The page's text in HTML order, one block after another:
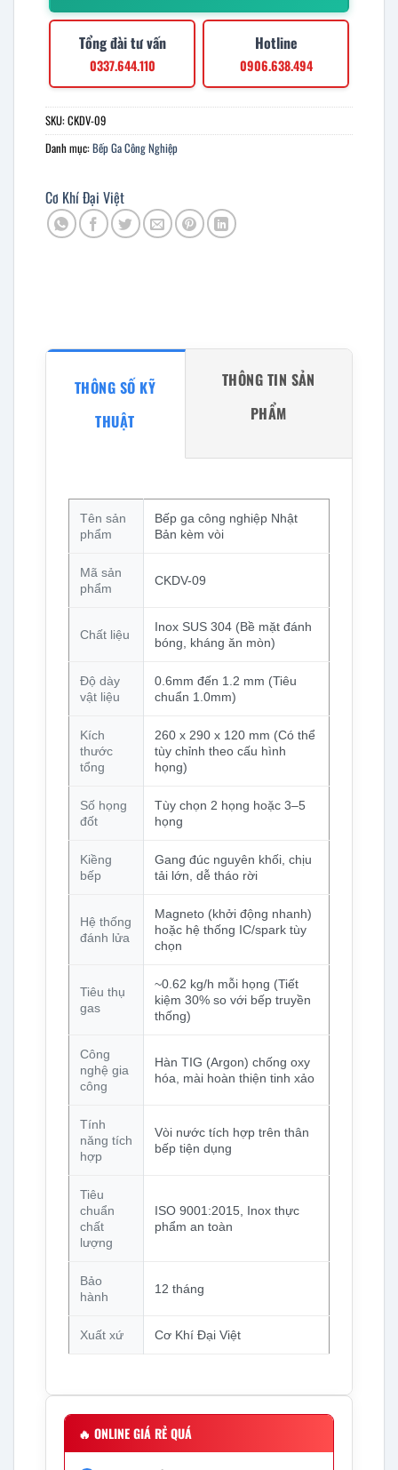
Tổng đài tư vấn
0337.644.110
Hotline
0906.638.494
SKU:CKDV-09
Danh mục:Bếp Ga Công Nghiệp
Cơ Khí Đại Việt
THÔNG SỐ KỸ
THUẬT
THÔNG TIN SẢN
PHẨM
Tên sản
phẩm
Bếp ga công nghiệp Nhật
Bản kèm vòi
Mã sản
phẩm
CKDV-09
Chất liệu
Inox SUS 304 (Bề mặt đánh
bóng, kháng ăn mòn)
Độ dày
vật liệu
0.6mm đến 1.2 mm (Tiêu
chuẩn 1.0mm)
Kích
thước
tổng
260 x 290 x 120 mm (Có thể
tùy chỉnh theo cấu hình
họng)
Số họng
đốt
Tùy chọn 2 họng hoặc 3–5
họng
Kiềng
bếp
Gang đúc nguyên khối, chịu
tải lớn, dễ tháo rời
Hệ thống
đánh lửa
Magneto (khởi động nhanh)
hoặc hệ thống IC/spark tùy
chọn
Tiêu thụ
gas
~0.62 kg/h mỗi họng (Tiết
kiệm 30% so với bếp truyền
thống)
Công
nghệ gia
công
Hàn TIG (Argon) chống oxy
hóa, mài hoàn thiện tinh xảo
Tính
năng tích
hợp
Vòi nước tích hợp trên thân
bếp tiện dụng
Tiêu
chuẩn
chất
lượng
ISO 9001:2015, Inox thực
phẩm an toàn
Bảo
hành
12 tháng
Xuất xứ Cơ Khí Đại Việt
🔥 ONLINE GIÁ RẺ QUÁ